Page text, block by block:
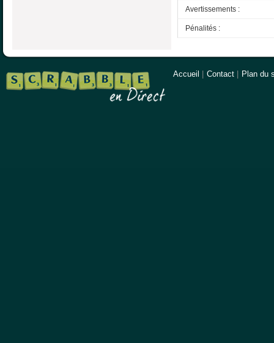
Avertissements :
Pénalités :
Accueil Contact Plan du